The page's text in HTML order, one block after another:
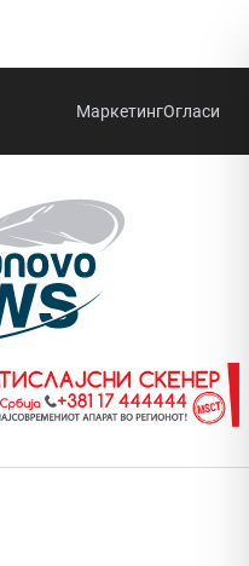
МаркетингОгласи